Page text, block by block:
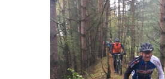
GALERIE
SPONSOREN
STRECKEN
ANSPRECHPARTNER